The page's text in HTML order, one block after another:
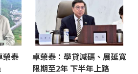
榮泰
卓榮泰：學貸減碼、展延寬
限期至2年 下半年上路